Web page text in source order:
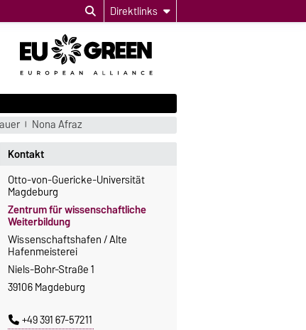
Direktlinks
Nona Afraz
Kontakt
Otto-von-Guericke-Universität
Magdeburg
Zentrum für wissenschaftliche
Weiterbildung
Wissenschaftshafen / Alte
Hafenmeisterei
Niels-Bohr-Straße 1
39106 Magdeburg
+49 391 67-57211